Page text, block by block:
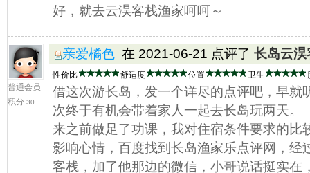
好，就去云淏客栈渔家呵呵～
普通会员
积分:30
亲爱橘色 在 2021-06-21 点评了 长岛云淏
性价比 舒适度 位置 卫生
借这次游长岛，发一个详尽的点评吧，早就
次终于有机会带着家人一起去长岛玩两天。
来之前做足了功课，我对住宿条件要求的比
影响心情，百度找到长岛渔家乐点评网，经
客栈，加了他那边的微信，小哥说话挺实在